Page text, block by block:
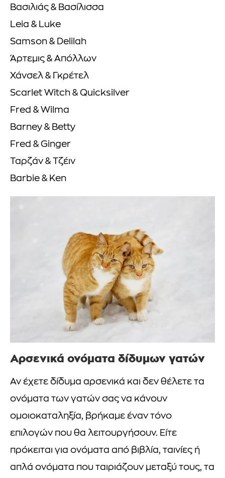
Βασιλιάς & Βασίλισσα
Leia & Luke
Samson & Delilah
Άρτεμις & Απόλλων
Χάνσελ & Γκρέτελ
Scarlet Witch & Quicksilver
Fred & Wilma
Barney & Betty
Fred & Ginger
Ταρζάν & Τζέιν
Barbie & Ken
Αρσενικά ονόματα δίδυμων γατών
Αν έχετε δίδυμα αρσενικά και δεν θέλετε τα
ονόματα των γατών σας να κάνουν
ομοιοκαταληξία, βρήκαμε έναν τόνο
επιλογών που θα λειτουργήσουν. Είτε
πρόκειται για ονόματα από βιβλία, ταινίες ή
απλά ονόματα που ταιριάζουν μεταξύ τους, τα